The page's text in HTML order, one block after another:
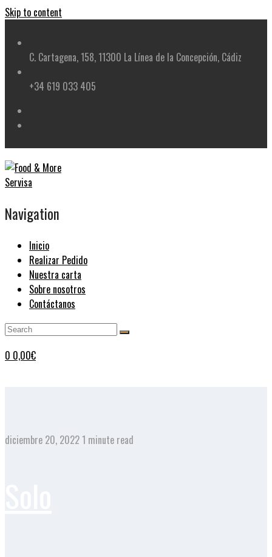
Skip to content
C. Cartagena, 158, 11300 La Línea de la Concepción, Cádiz
+34 619 033 405
Navigation
Inicio
Realizar Pedido
Nuestra carta
Sobre nosotros
Contáctanos
0 0,00€
diciembre 20, 2022 1 minute read